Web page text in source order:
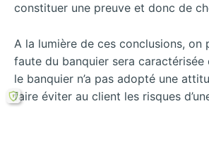
constituer une preuve et donc de
A la lumière de ces conclusions, on
faute du banquier sera caractérisée
le banquier n’a pas adopté une
faire éviter au client les risques